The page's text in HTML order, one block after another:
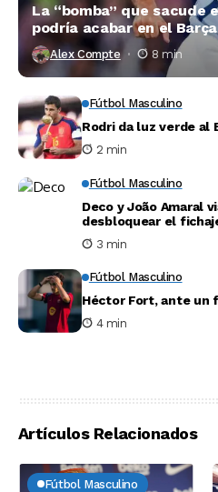
La “bomba” que sacude
podría acabar en el Barça
Alex Compte 8 min
Fútbol Masculino
Rodri da luz verde al
2 min
Fútbol Masculino
Deco y João Amaral
desbloquear el
3 min
Fútbol Masculino
Héctor Fort, ante un
4 min
Artículos Relacionados
Fútbol Masculino